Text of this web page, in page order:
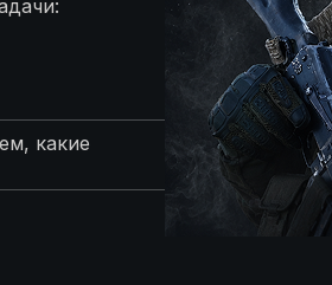
какие